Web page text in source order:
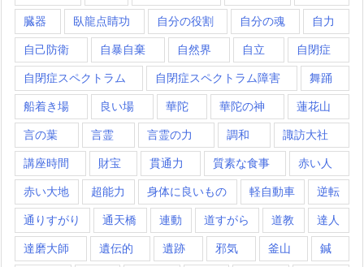
臓器 臥龍点睛功 自分の役割 自分の魂 自力
自己防衛 自暴自棄 自然界 自立 自閉症
自閉症スペクトラム 自閉症スペクトラム障害 舞踊
船着き場 良い場 華陀 華陀の神 蓮花山
言の葉 言霊 言霊の力 調和 諏訪大社
講座時間 財宝 貫通力 質素な食事 赤い人
赤い大地 超能力 身体に良いもの 軽自動車 逆転
通りすがり 通天橋 連動 道すがら 道教 達人
達磨大師 遺伝的 遺跡 邪気 釜山 鍼